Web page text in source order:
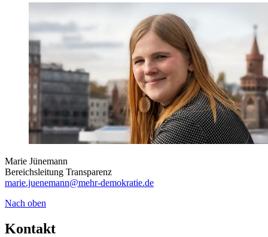
Marie Jünemann
Bereichsleitung Transparenz
marie.juenemann@mehr-demokratie.de
Nach oben
Kontakt